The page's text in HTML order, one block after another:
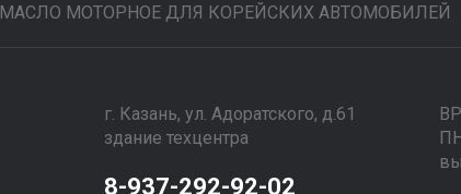
МАСЛО МОТОРНОЕ ДЛЯ КОРЕЙСКИХ АВТОМОБИЛЕЙ
г. Казань, ул. Адоратского, д.61
здание техцентра
8-937-292-92-02